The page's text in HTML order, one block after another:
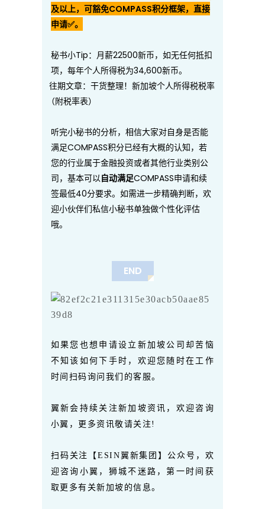
及以上，可豁免COMPASS积分框架，直接
申请✅。
秘书小Tip：月薪22500新币，如无任何抵扣
项，每年个人所得税为34,600新币。
往期文章： 干货整理！新加坡个人所得税税率
（附税率表）
听完小秘书的分析，相信大家对自身是否能
满足COMPASS积分已经有大概的认知，若
您的行业属于金融投资或者其他行业类别公
司，基本可以自动满足COMPASS申请和续
签最低40分要求。如需进一步精确判断，欢
迎小伙伴们私信小秘书单独做个性化评估
哦。
END
如果您也想申请设立新加坡公司却苦恼
不知该如何下手时，欢迎您随时在工作
时间扫码询问我们的客服。
翼新会持续关注新加坡资讯，欢迎咨询
小翼，更多资讯敬请关注!
扫码关注【ESIN翼新集团】公众号，欢
迎咨询小翼，狮城不迷路，第一时间获
取更多有关新加坡的信息。